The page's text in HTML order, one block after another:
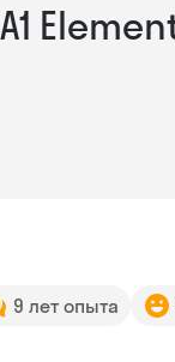
9 лет опыта